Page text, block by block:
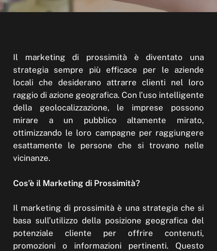
Il marketing di prossimità è diventato una
strategia sempre più efficace per le aziende
locali che desiderano attrarre clienti nel loro
raggio di azione geografica. Con l’uso intelligente
della geolocalizzazione, le imprese possono
mirare a un pubblico altamente mirato,
ottimizzando le loro campagne per raggiungere
esattamente le persone che si trovano nelle
vicinanze.
Cos’è il Marketing di Prossimità?
Il marketing di prossimità è una strategia che si
basa sull’utilizzo della posizione geografica del
potenziale cliente per offrire contenuti,
promozioni o informazioni pertinenti. Questo